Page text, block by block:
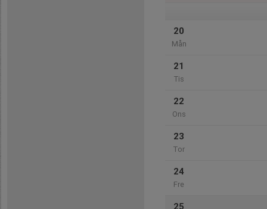
20
Mån
21
Tis
22
Ons
23
Tor
24
Fre
25